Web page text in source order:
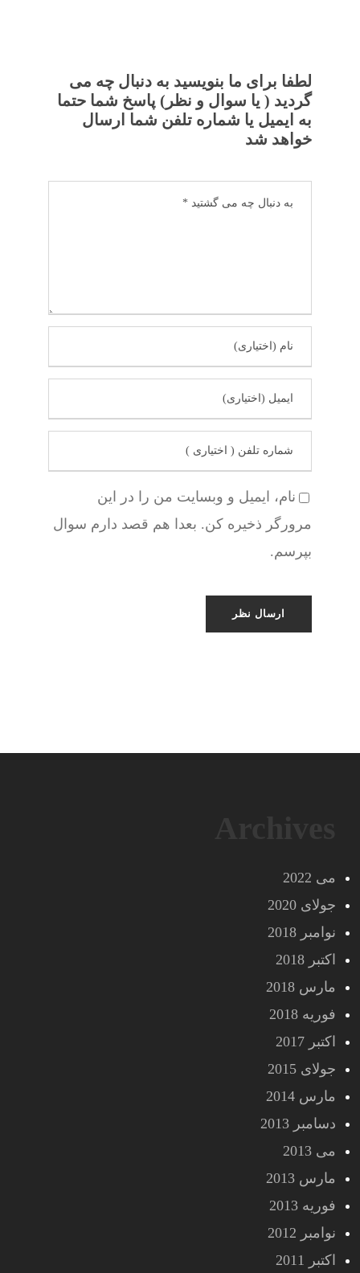
لطفا برای ما بنویسید به دنبال چه می
گردید ( یا سوال و نظر) پاسخ شما حتما
به ایمیل یا شماره تلفن شما ارسال
خواهد شد
نام، ایمیل و وبسایت من را در این
مرورگر ذخیره کن. بعدا هم قصد دارم سوال
بپرسم.
می 2022
جولای 2020
نوامبر 2018
اکتبر 2018
مارس 2018
فوریه 2018
اکتبر 2017
جولای 2015
مارس 2014
دسامبر 2013
می 2013
مارس 2013
فوریه 2013
نوامبر 2012
اکتبر 2011